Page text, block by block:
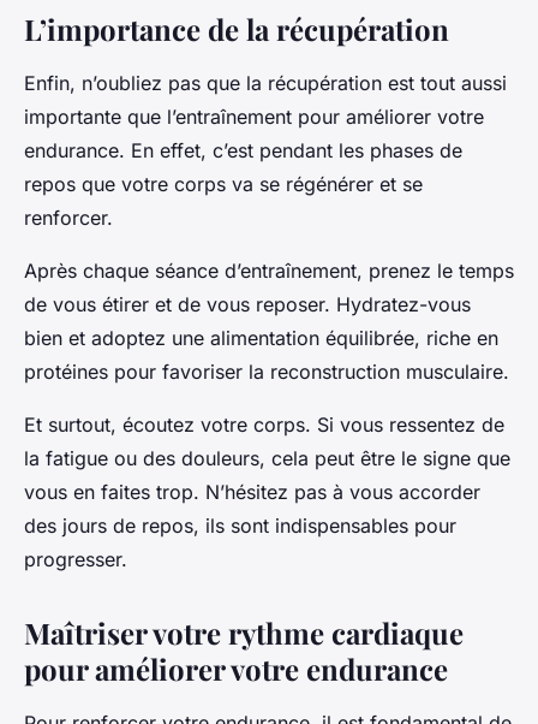
L’importance de la récupération
Enfin, n’oubliez pas que la récupération est tout aussi
importante que l’entraînement pour améliorer votre
endurance. En effet, c’est pendant les phases de
repos que votre corps va se régénérer et se
renforcer.
Après chaque séance d’entraînement, prenez le temps
de vous étirer et de vous reposer. Hydratez-vous
bien et adoptez une alimentation équilibrée, riche en
protéines pour favoriser la reconstruction musculaire.
Et surtout, écoutez votre corps. Si vous ressentez de
la fatigue ou des douleurs, cela peut être le signe que
vous en faites trop. N’hésitez pas à vous accorder
des jours de repos, ils sont indispensables pour
progresser.
Maîtriser votre rythme cardiaque
pour améliorer votre endurance